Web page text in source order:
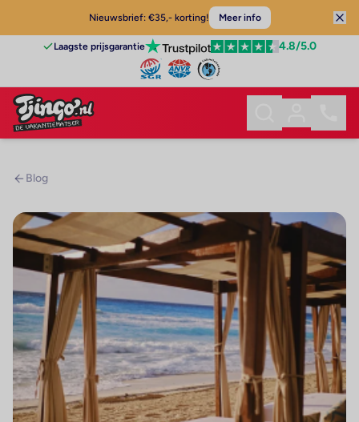
Nieuwsbrief: €35,- korting! Meer info
Laagste prijsgarantie 4.8/5.0
Blog